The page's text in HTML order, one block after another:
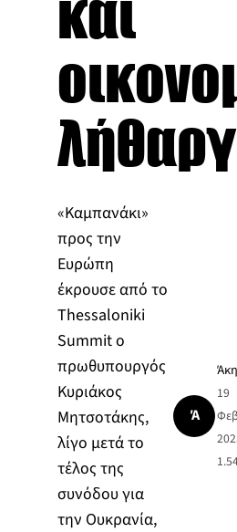
«Καμπανάκι»
προς την
Ευρώπη
έκρουσε από το
Thessaloniki
Summit ο
πρωθυπουργός
Κυριάκος
Μητσοτάκης,
λίγο μετά το
τέλος της
συνόδου για
την Ουκρανία,
Ά
19